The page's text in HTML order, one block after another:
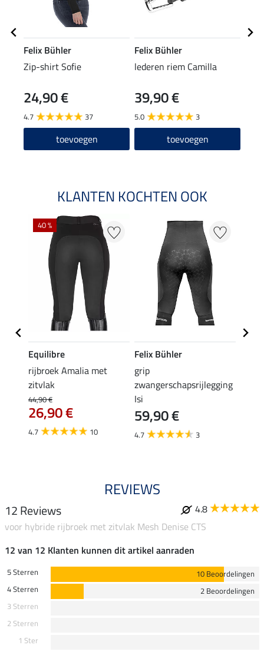
Felix Bühler
Zip-shirt Sofie
24,90 €
4.7 37
toevoegen
Felix Bühler
lederen riem Camilla
39,90 €
5.0 3
toevoegen
KLANTEN KOCHTEN OOK
40 %
Equilibre
rijbroek Amalia met
zitvlak
44,90 €
26,90 €
4.7 10
Felix Bühler
grip
zwangerschapsrijlegging
Isi
59,90 €
4.7 3
REVIEWS
12 Reviews
4.8
voor hybride rijbroek met zitvlak Mesh Denise CTS
12 van 12 Klanten kunnen dit artikel aanraden
5 Sterren
10 Beoordelingen
4 Sterren
2 Beoordelingen
3 Sterren
2 Sterren
1 Ster